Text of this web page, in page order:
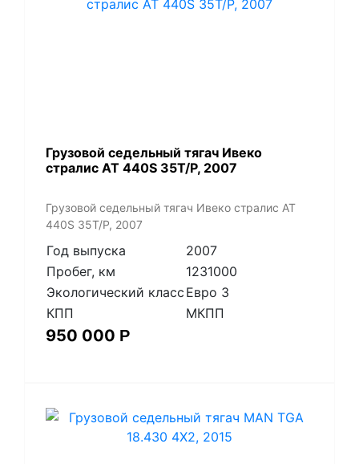
Грузовой седельный тягач Ивеко
стралис АТ 440S 35T/P, 2007
Грузовой седельный тягач Ивеко стралис АТ
440S 35T/P, 2007
Год выпуска
2007
Пробег, км
1231000
Экологический класс Евро 3
КПП
МКПП
950 000 Р